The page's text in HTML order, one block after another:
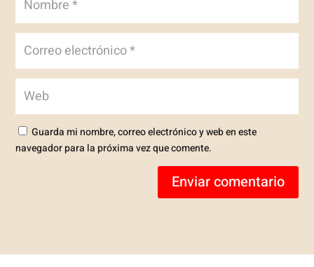
Guarda mi nombre, correo electrónico y web en este
navegador para la próxima vez que comente.
Enviar comentario